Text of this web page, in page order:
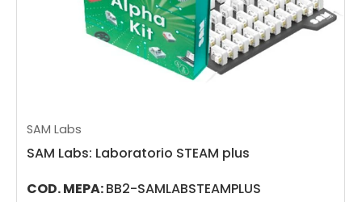
SAM Labs
SAM Labs: Laboratorio STEAM plus
COD. MEPA:BB2-SAMLABSTEAMPLUS